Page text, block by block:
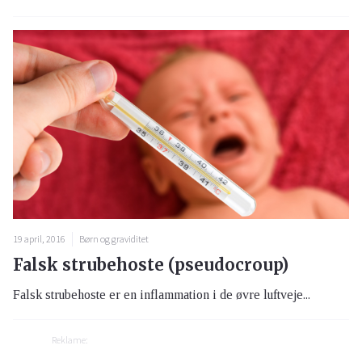
19 april, 2016 Børn og graviditet
Falsk strubehoste (pseudocroup)
Falsk strubehoste er en inflammation i de øvre luftveje...
Reklame: